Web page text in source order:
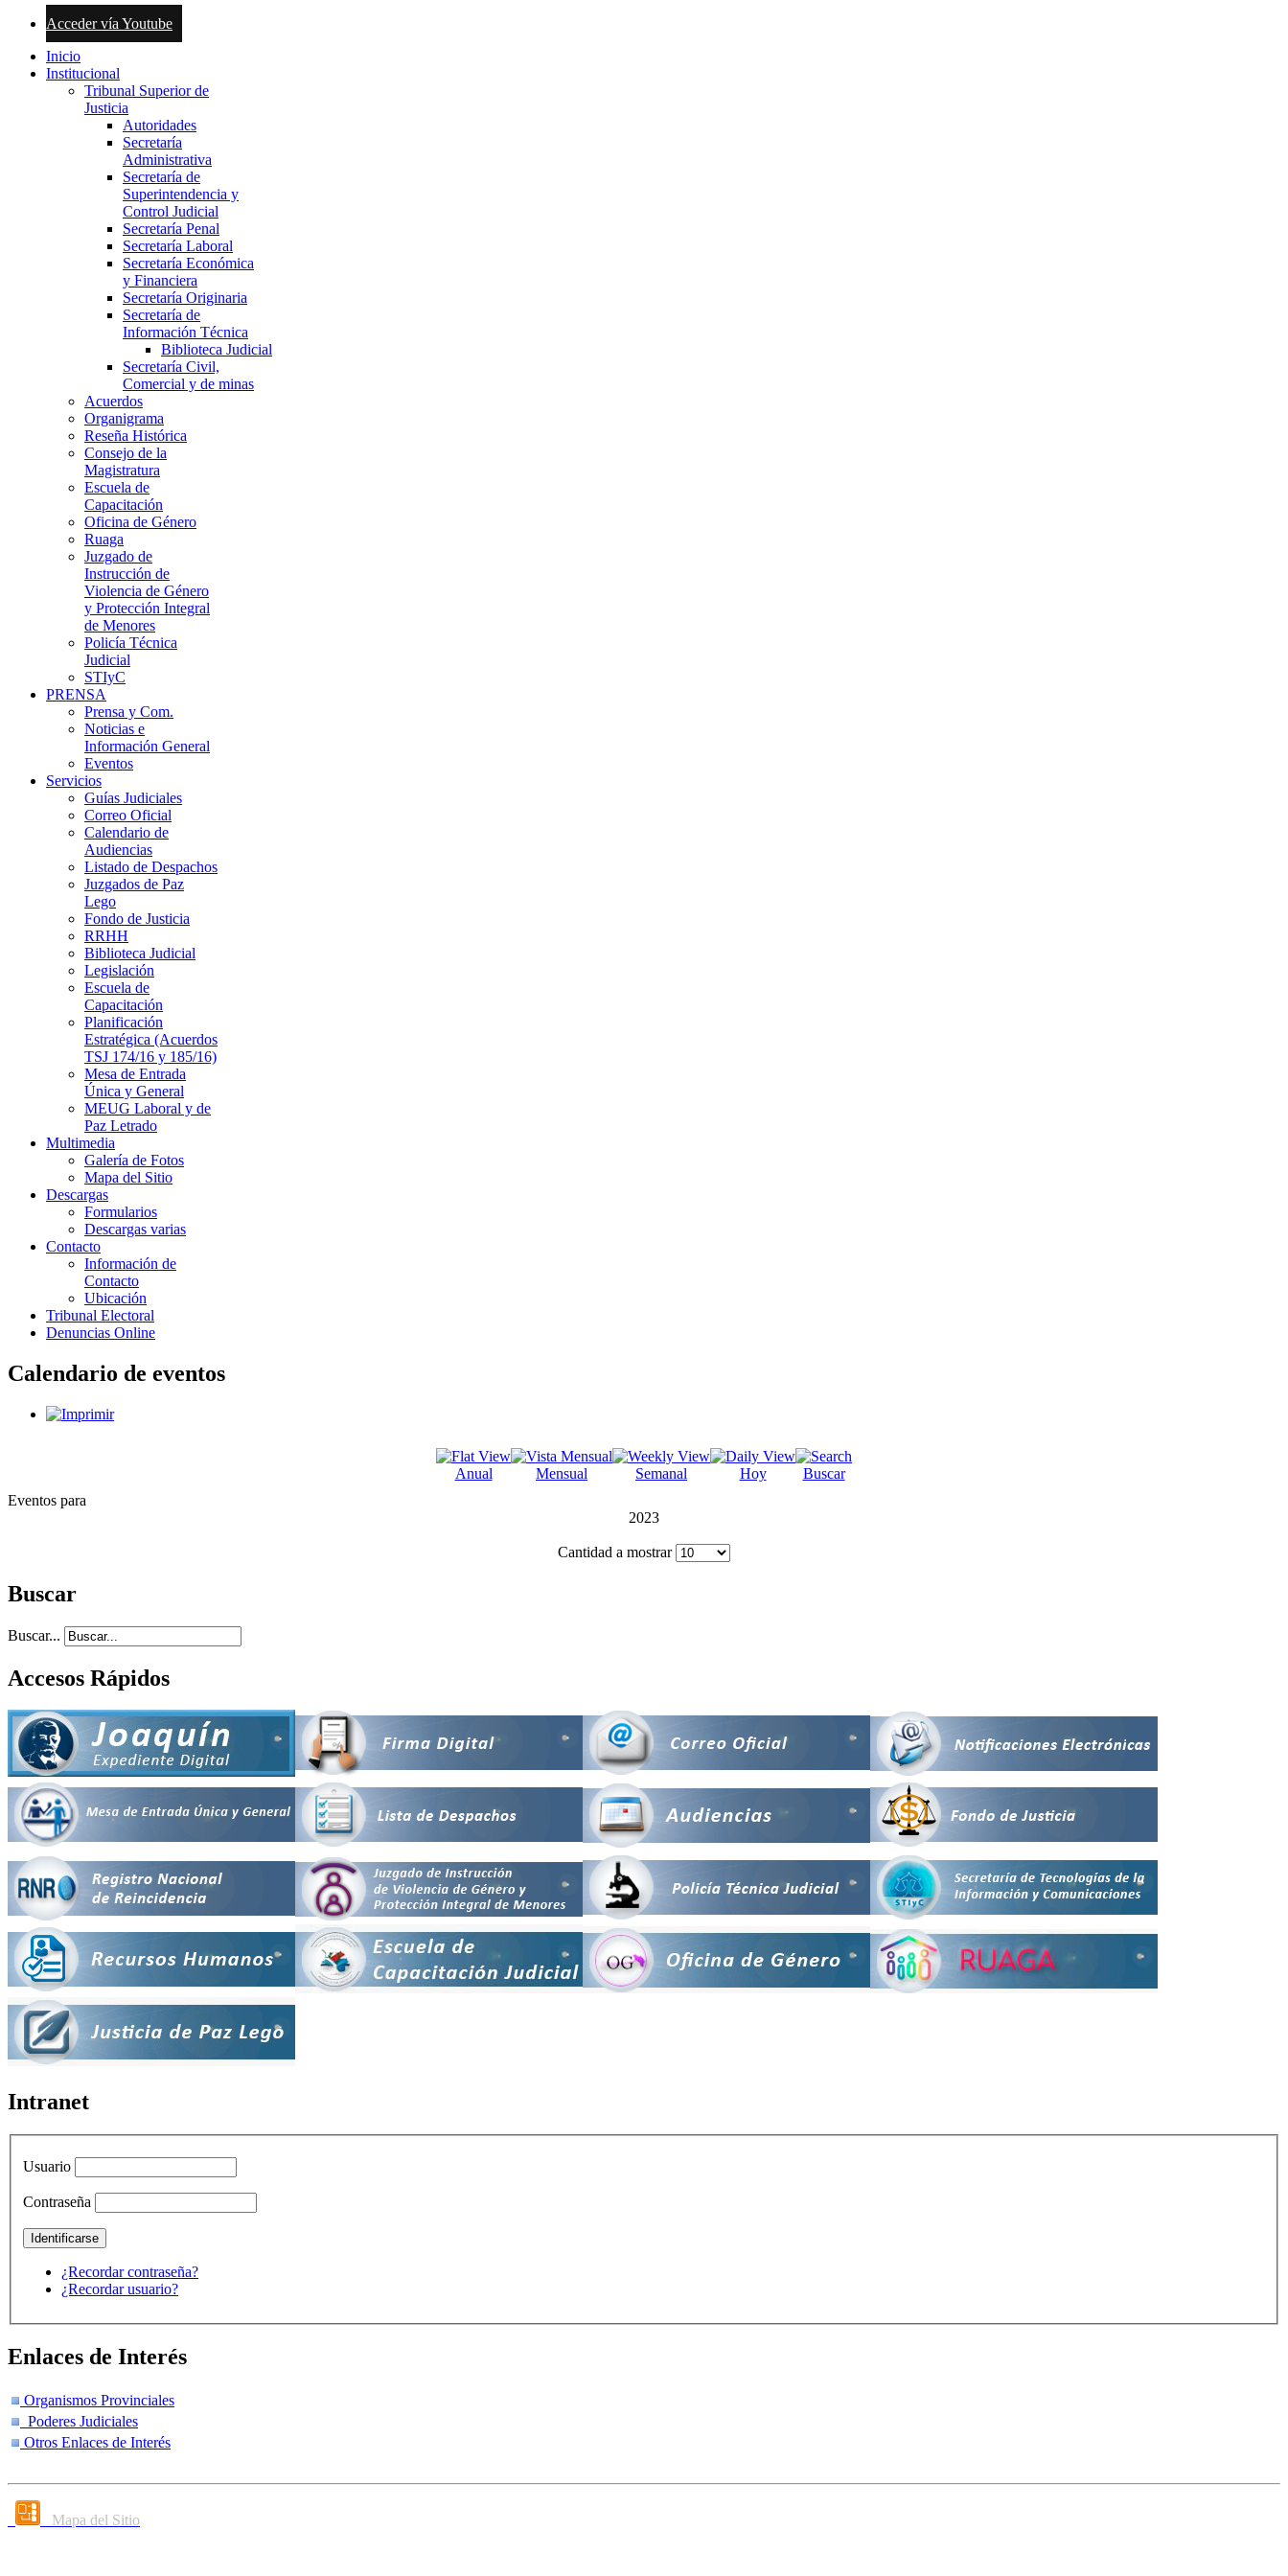
Acceder vía Youtube
Inicio
Institucional
Tribunal Superior de
Justicia
Autoridades
Secretaría
Administrativa
Secretaría de
Superintendencia y
Control Judicial
Secretaría Penal
Secretaría Laboral
Secretaría Económica
y Financiera
Secretaría Originaria
Secretaría de
Información Técnica
Biblioteca Judicial
Secretaría Civil,
Comercial y de minas
Acuerdos
Organigrama
Reseña Histórica
Consejo de la
Magistratura
Escuela de
Capacitación
Oficina de Género
Ruaga
Juzgado de
Instrucción de
Violencia de Género
y Protección Integral
de Menores
Policía Técnica
Judicial
STIyC
PRENSA
Prensa y Com.
Noticias e
Información General
Eventos
Servicios
Guías Judiciales
Correo Oficial
Calendario de
Audiencias
Listado de Despachos
Juzgados de Paz
Lego
Fondo de Justicia
RRHH
Biblioteca Judicial
Legislación
Escuela de
Capacitación
Planificación
Estratégica (Acuerdos
TSJ 174/16 y 185/16)
Mesa de Entrada
Única y General
MEUG Laboral y de
Paz Letrado
Multimedia
Galería de Fotos
Mapa del Sitio
Descargas
Formularios
Descargas varias
Contacto
Información de
Contacto
Ubicación
Tribunal Electoral
Denuncias Online
Calendario de eventos
Anual Mensual Semanal Hoy
Buscar
Eventos para
2023
Cantidad a mostrar
Buscar
Buscar...
Accesos Rápidos
Intranet
Usuario
Contraseña
¿Recordar contraseña?
¿Recordar usuario?
Enlaces de Interés
Organismos Provinciales
Poderes Judiciales
Otros Enlaces de Interés
Mapa del Sitio